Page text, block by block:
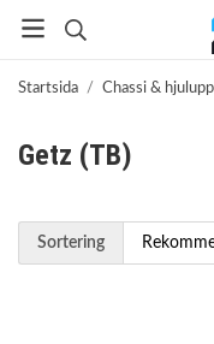
Startsida / Chassi &
Getz (TB)
Sortering